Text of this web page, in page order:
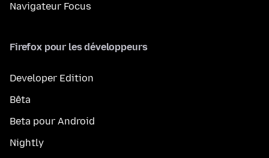
Navigateur Focus
Firefox pour les développeurs
Developer Edition
Bêta
Beta pour Android
Nightly